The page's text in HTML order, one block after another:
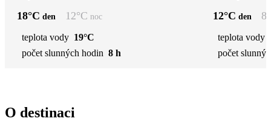
18°C den 12°C noc
teplota vody 19°C
počet slunných hodin 8 h
12°C den 8
teplota vody
počet
O destinaci